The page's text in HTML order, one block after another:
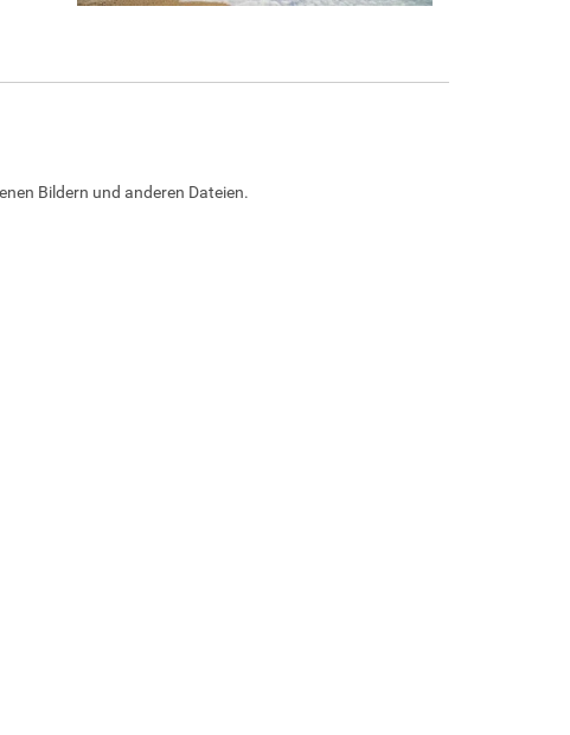
Bildern und anderen Dateien.